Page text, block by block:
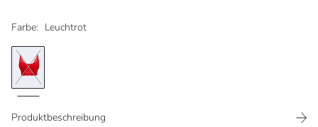
Farbe: Leuchtrot
Produktbeschreibung